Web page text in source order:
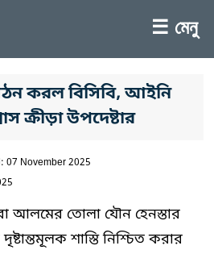
☰ মেনু
করল বিসিবি, আইনি
ক্রীড়া উপদেষ্টার
07 November 2025
আলমের তোলা যৌন হেনস্তার
শাস্তি নিশ্চিত করার